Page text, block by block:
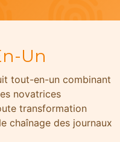
Un
tout-en-un combinant
novatrices
transformation
chaînage des journaux